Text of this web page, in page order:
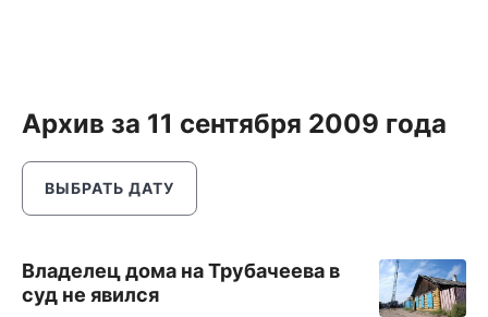
Архив за 11 сентября 2009 года
ВЫБРАТЬ ДАТУ
Владелец дома на Трубачеева в
суд не явился